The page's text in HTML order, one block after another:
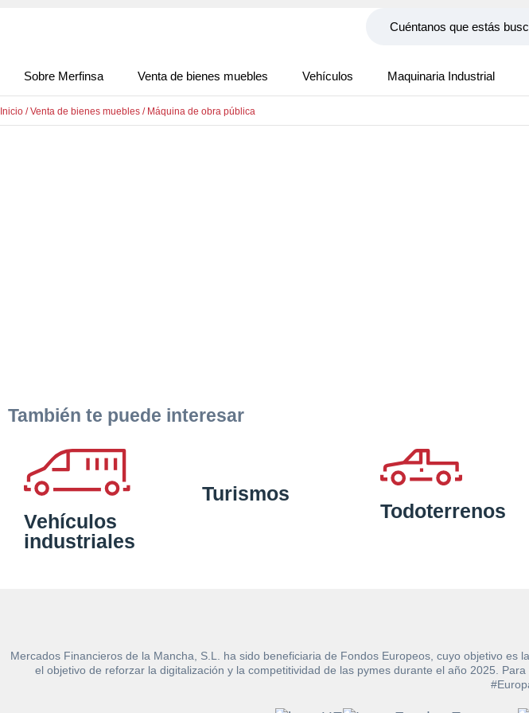
Sobre Merfinsa Venta de bienes muebles Vehículos Maquinaria Industrial
Inicio /Venta de bienes muebles / Máquina de obra pública
También te puede interesar
Vehículos
industriales
Turismos
Todoterrenos
Mercados Financieros de la Mancha, S.L. ha sido beneficiaria de Fondos Europeos, cuyo objetivo
el objetivo de reforzar la digitalización y la competitividad de las pymes durante el año 2025.